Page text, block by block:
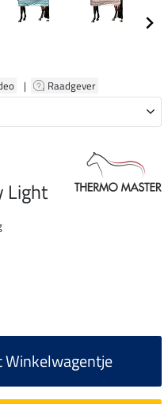
| Raadgever
Light
Winkelwagentje